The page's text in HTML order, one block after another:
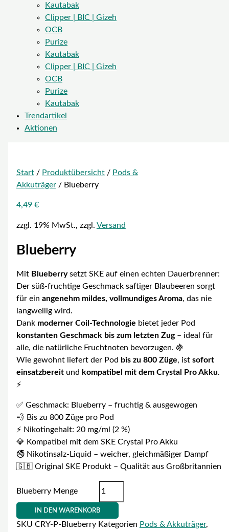
Kautabak
Clipper | BIC | Gizeh
OCB
Purize
Kautabak
Clipper | BIC | Gizeh
OCB
Purize
Kautabak
Trendartikel
Aktionen
Start/ Produktübersicht/ Pods &
Akkuträger/ Blueberry
4,49 €
zzgl. 19% MwSt., zzgl. Versand
Blueberry
Mit Blueberrysetzt SKE auf einen echten Dauerbrenner:
Der süß-fruchtige Geschmack saftiger Blaubeeren sorgt
für ein angenehm mildes, vollmundiges Aroma, das nie
langweilig wird.
Dank moderner Coil-Technologie bietet jeder Pod
konstanten Geschmack bis zum letzten Zug– ideal für
alle, die natürliche Fruchtnoten bevorzugen. 🍇
Wie gewohnt liefert der Pod bis zu 800 Züge, ist sofort
einsatzbereitund kompatibel mit dem Crystal Pro Akku.
⚡
✅ Geschmack: Blueberry – fruchtig & ausgewogen
💨 Bis zu 800 Züge pro Pod
⚡ Nikotingehalt: 20 mg/ml (2 %)
💎 Kompatibel mit dem SKE Crystal Pro Akku
🚭 Nikotinsalz-Liquid – weicher, gleichmäßiger Dampf
🇬🇧 Original SKE Produkt – Qualität aus Großbritannien
Blueberry Menge
IN DEN WARENKORB
SKU CRY-P-Blueberry Kategorien Pods & Akkuträger,